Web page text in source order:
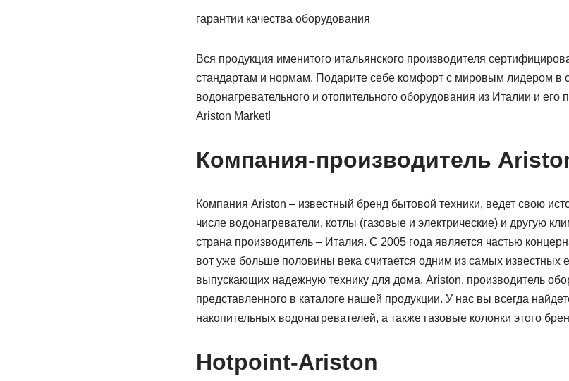
гарантии качества оборудования
Вся продукция именитого итальянского производителя
стандартам и нормам. Подарите себе комфорт с мировым лидером в
водонагревательного и отопительного оборудования из Италии и
Ariston Market!
Компания-производитель
Компания Ariston – известный бренд бытовой техники, ведет свою
числе водонагреватели, котлы (газовые и электрические) и другую
страна производитель – Италия. С 2005 года является частью
вот уже больше половины века считается одним из самых известных
выпускающих надежную технику для дома. Ariston, производитель
представленного в каталоге нашей продукции. У нас вы всегда
накопительных водонагревателей, а также газовые колонки этого
Hotpoint-Ariston